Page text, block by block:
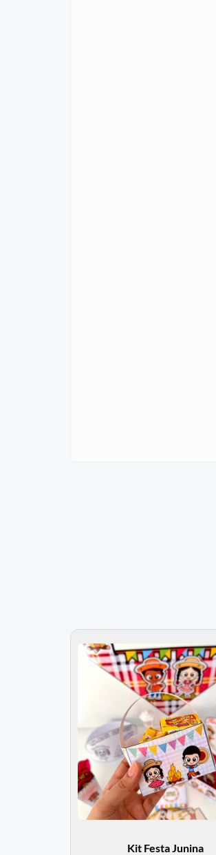
Kit Festa Junina